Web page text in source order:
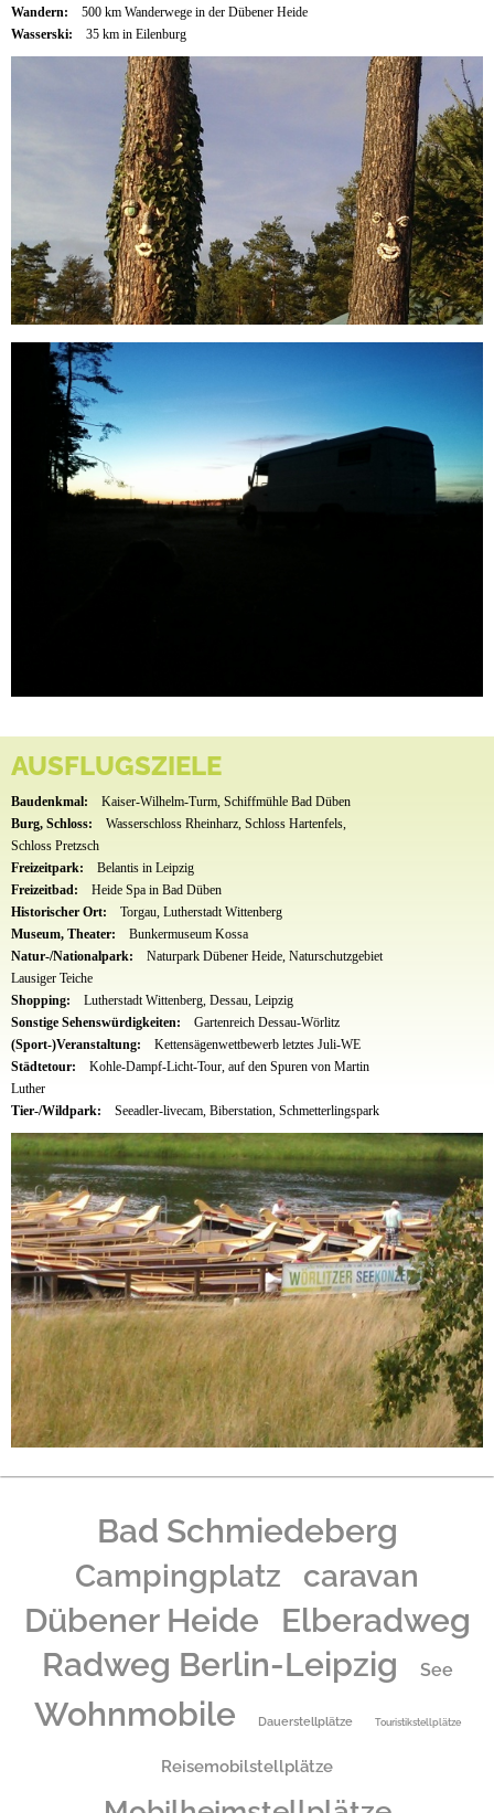
Wandern:
500 km Wanderwege in der Dübener Heide
Wasserski:
35 km in Eilenburg
AUSFLUGSZIELE
Baudenkmal:
Kaiser-Wilhelm-Turm, Schiffmühle Bad Düben
Burg, Schloss:
Wasserschloss Rheinharz, Schloss Hartenfels,
Schloss Pretzsch
Freizeitpark:
Belantis in Leipzig
Freizeitbad:
Heide Spa in Bad Düben
Historischer Ort:
Torgau, Lutherstadt Wittenberg
Museum, Theater:
Bunkermuseum Kossa
Natur-/Nationalpark:
Naturpark Dübener Heide, Naturschutzgebiet
Lausiger Teiche
Shopping:
Lutherstadt Wittenberg, Dessau, Leipzig
Sonstige Sehenswürdigkeiten:
Gartenreich Dessau-Wörlitz
(Sport-)Veranstaltung:
Kettensägenwettbewerb letztes Juli-WE
Städtetour:
Kohle-Dampf-Licht-Tour, auf den Spuren von Martin
Luther
Tier-/Wildpark:
Seeadler-livecam, Biberstation, Schmetterlingspark
Bad Schmiedeberg
Campingplatz caravan
Dübener Heide
Elberadweg
Radweg Berlin-Leipzig
See
Wohnmobile Dauerstellplätze Touristikstellplätze
Reisemobilstellplätze